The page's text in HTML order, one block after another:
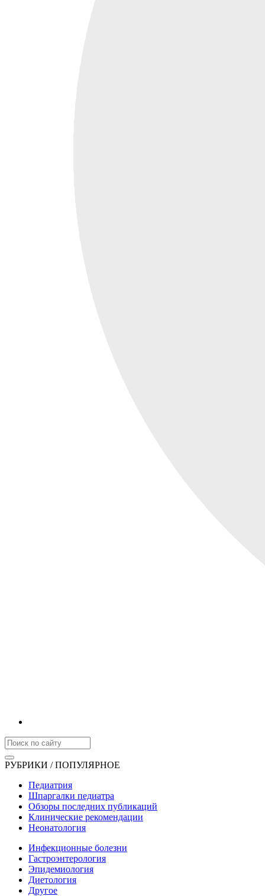
РУБРИКИ / ПОПУЛЯРНОЕ
Педиатрия
Шпаргалки педиатра
Обзоры последних публикаций
Клинические рекомендации
Неонатология
Инфекционные болезни
Гастроэнтерология
Эпидемиология
Диетология
Другое